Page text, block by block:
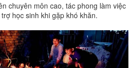
chuyên môn cao, tác phong làm việc
học sinh khi gặp khó khăn.